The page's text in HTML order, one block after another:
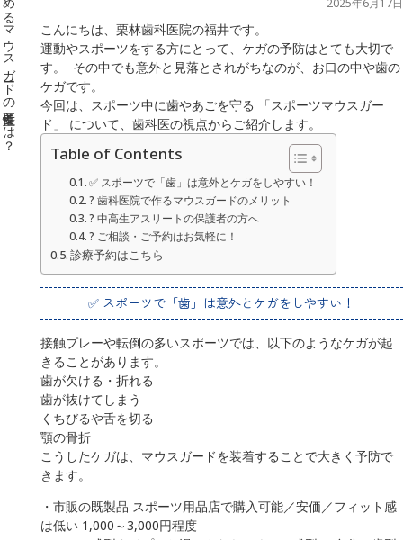
2025年6月17日
こんにちは、栗林歯科医院の福井です。
運動やスポーツをする方にとって、ケガの予防はとても大切で
す。 その中でも意外と見落とされがちなのが、お口の中や歯の
ケガです。
今回は、スポーツ中に歯やあごを守る 「スポーツマウスガー
ド」 について、歯科医の視点からご紹介します。
Table of Contents
✅ スポーツで「歯」は意外とケガをしやすい！
?️ 歯科医院で作るマウスガードのメリット
? 中高生アスリートの保護者の方へ
? ご相談・ご予約はお気軽に！
診療予約はこちら
✅ スポーツで「歯」は意外とケガをしやすい！
接触プレーや転倒の多いスポーツでは、以下のようなケガが起
きることがあります。
歯が欠ける・折れる
歯が抜けてしまう
くちびるや舌を切る
顎の骨折
こうしたケガは、マウスガードを装着することで大きく予防で
きます。
・市販の既製品 スポーツ用品店で購入可能／安価／フィット感
は低い 1,000～3,000円程度